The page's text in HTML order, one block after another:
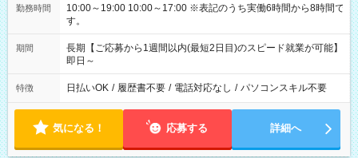
勤務時間
10:00～19:00 10:00～17:00 ※表記のうち実働6時間から8時間で
す。
期間
長期【ご応募から1週間以内(最短2日目)のスピード就業が可能】
即日～
特徴 日払いOK / 履歴書不要 / 電話対応なし / パソコンスキル不要
気になる！ 応募する 詳細へ